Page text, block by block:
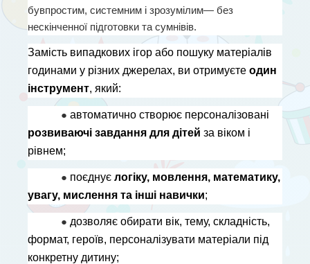
бувпростим, системним і зрозумілим— без
нескінченної підготовки та сумнівів.
Замість випадкових ігор або пошуку матеріалів
годинами у різних джерелах, ви отримуєте один
інструмент, який:
●
розвиваючі завдання для дітей за віком і
рівнем;
● поєднує логіку, мовлення, математику,
увагу, мислення та інші навички;
● дозволяє обирати вік, тему, складність,
формат, героїв, персоналізувати матеріали під
конкретну дитину;